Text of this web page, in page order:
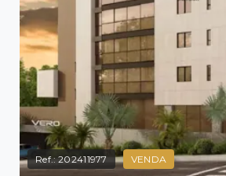
Ref.:202411977 VENDA